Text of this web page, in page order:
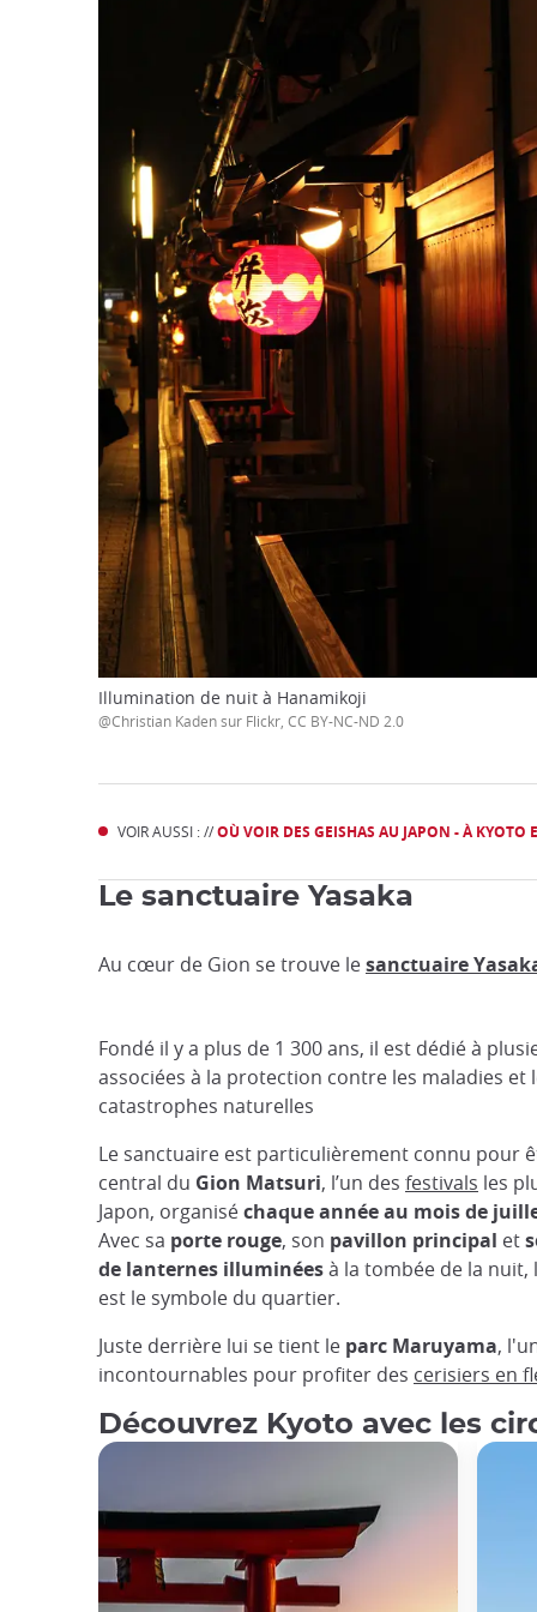
Illumination de nuit à Hanamikoji
@Christian Kaden sur Flickr, CC BY-NC-ND 2.0
VOIR AUSSI : //OÙ VOIR DES GEISHAS AU JAPON - À KYOTO
Le sanctuaire Yasaka
Au cœur de Gion se trouve lesanctuaire
Fondé il y a plus de 1 300 ans, il est dédié à
associées à la protection contre les maladies et
catastrophes naturelles
Le sanctuaire est particulièrement connu pour
central du Gion Matsuri, l’un des festivals les
Japon, organiséchaque année au mois de
Avec sa porte rouge, son pavillon principal et
de lanternes illuminéesà la tombée de la nuit,
est le symbole du quartier.
Juste derrière lui se tient le parc Maruyama,
incontournables pour profiter des cerisiers en
Découvrez Kyoto avec les